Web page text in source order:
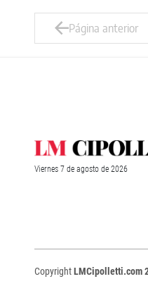
Página anterior
Viernes 7 de agosto de 2026
CopyrightLMCipolletti.com